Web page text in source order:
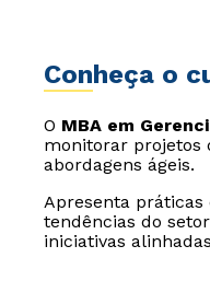
Conheça o
O MBA em
monitorar projetos
abordagens ágeis.
Apresenta práticas
tendências do
iniciativas